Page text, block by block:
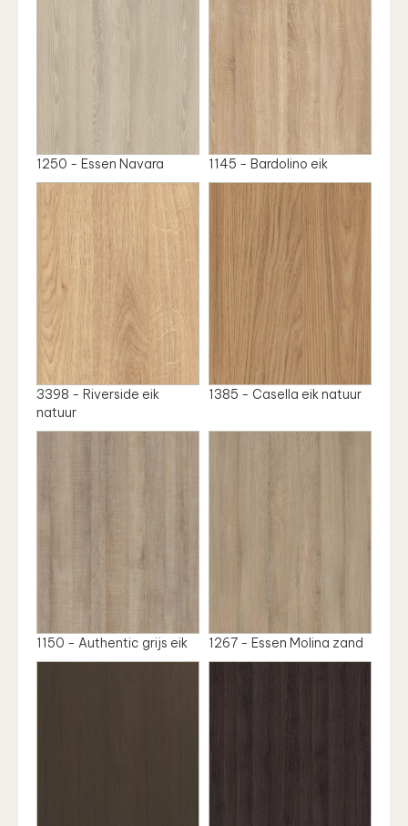
1250 - Essen Navara 1145 - Bardolino eik
3398 - Riverside eik
natuur
1385 - Casella eik natuur
1150 - Authentic grijs eik 1267 - Essen Molina zand